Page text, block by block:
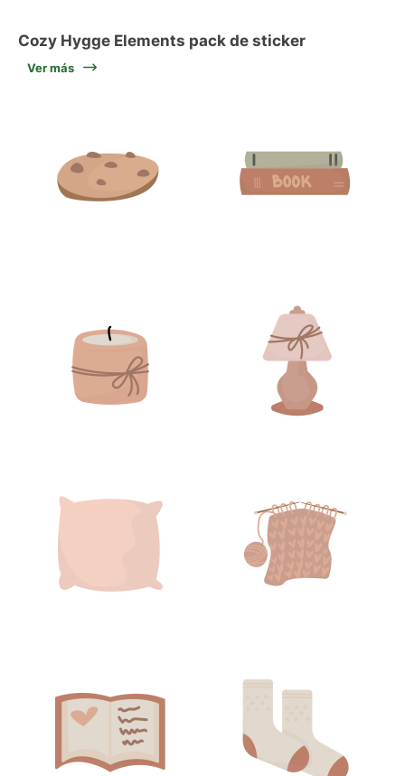
Cozy Hygge Elements pack de sticker
Ver más